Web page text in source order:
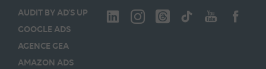
AUDIT BY AD’S UP
GOOGLE ADS
AGENCE GEA
AMAZON ADS